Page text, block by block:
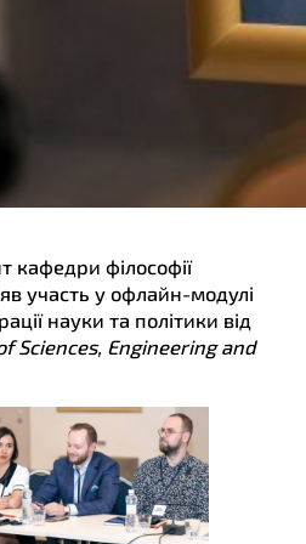
кафедри філософії
участь у офлайн-модулі
науки та політики від
Sciences, Engineering and